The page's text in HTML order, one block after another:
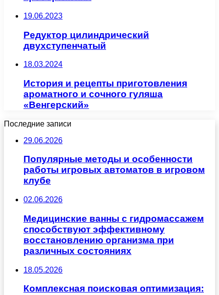
19.06.2023
Редуктор цилиндрический
двухступенчатый
18.03.2024
История и рецепты приготовления
ароматного и сочного гуляша
«Венгерский»
Последние записи
29.06.2026
Популярные методы и особенности
работы игровых автоматов в игровом
клубе
02.06.2026
Медицинские ванны с гидромассажем
способствуют эффективному
восстановлению организма при
различных состояниях
18.05.2026
Комплексная поисковая оптимизация: